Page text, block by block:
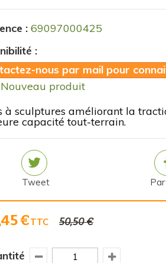
: 69097000425
:
nous par mail pour
Nouveau produit
à sculptures améliorant la
capacité tout-terrain.
Tweet
€TTC 50,50 €